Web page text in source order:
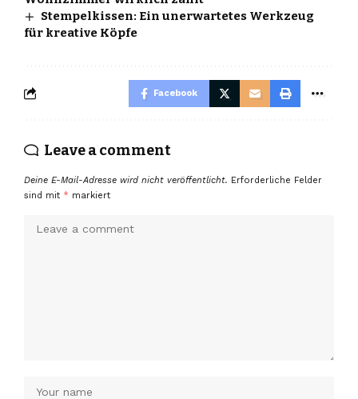
Stempelkissen: Ein unerwartetes Werkzeug
für kreative Köpfe
Facebook
Leave a comment
Deine E-Mail-Adresse wird nicht veröffentlicht. Erforderliche Felder
sind mit * markiert